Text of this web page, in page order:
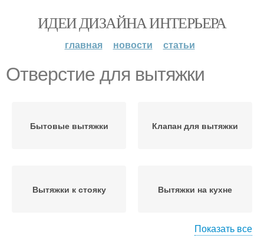
ИДЕИ ДИЗАЙНА ИНТЕРЬЕРА
главная новости статьи
Отверстие для вытяжки
Бытовые вытяжки Клапан для вытяжки
Вытяжки к стояку Вытяжки на кухне
Показать все